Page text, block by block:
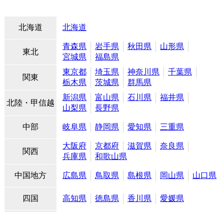
北海道 北海道
東北
青森県 岩手県 秋田県
山形県
宮城県
福島県
関東
東京都 埼玉県 神奈川県
千葉県
栃木県
茨城県 群馬県
北陸・甲信越
新潟県 富山県 石川県
福井県
山梨県
長野県
中部 岐阜県 静岡県 愛知県 三重県
関西
大阪府 京都府 滋賀県
奈良県
兵庫県
和歌山県
中国地方 広島県 鳥取県 島根県 岡山県 山口県
四国 高知県 徳島県 香川県 愛媛県